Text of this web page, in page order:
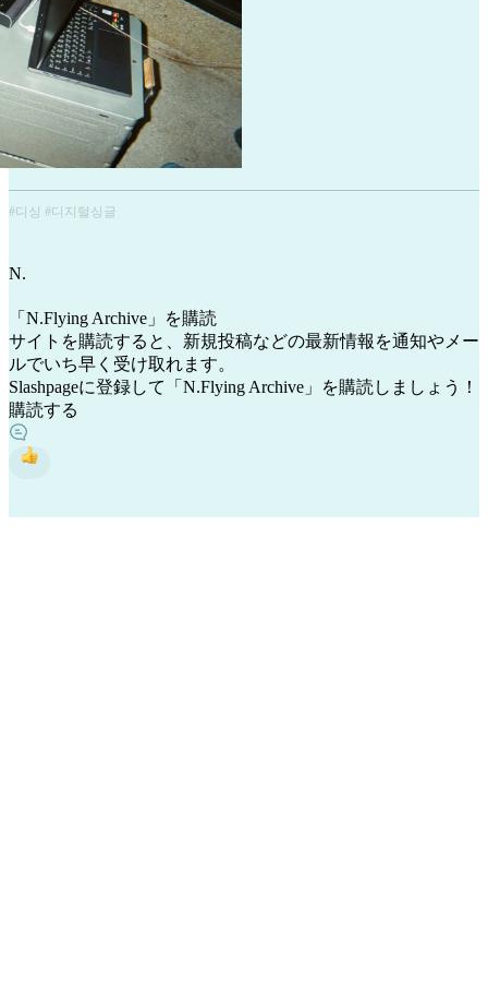
#디싱 #디지털싱글
N.
「N.Flying Archive」を購読
サイトを購読すると、新規投稿などの最新情報を通知やメー
ルでいち早く受け取れます。
Slashpageに登録して「N.Flying Archive」を購読しましょう！
購読する